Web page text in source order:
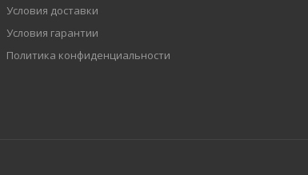
Условия доставки
Условия гарантии
Политика конфиденциальности